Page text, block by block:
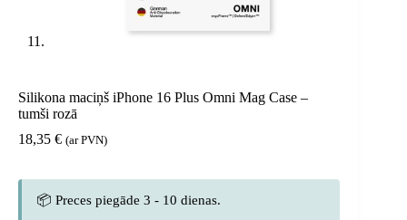
Silikona maciņš iPhone 16 Plus Omni Mag Case –
tumši rozā
18,35 € (ar PVN)
📦 Preces piegāde 3 - 10 dienas.